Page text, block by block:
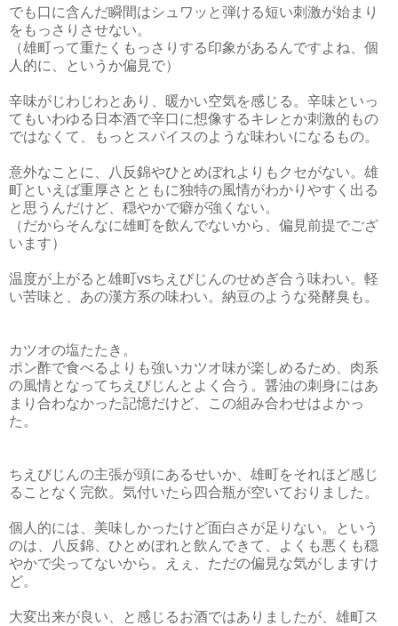
でも口に含んだ瞬間はシュワッと弾ける短い刺激が始まり
をもっさりさせない。
（雄町って重たくもっさりする印象があるんですよね、個
人的に、というか偏見で）
辛味がじわじわとあり、暖かい空気を感じる。辛味といっ
てもいわゆる日本酒で辛口に想像するキレとか刺激的もの
ではなくて、もっとスパイスのような味わいになるもの。
意外なことに、八反錦やひとめぼれよりもクセがない。雄
町といえば重厚さとともに独特の風情がわかりやすく出る
と思うんだけど、穏やかで癖が強くない。
（だからそんなに雄町を飲んでないから、偏見前提でござ
います）
温度が上がると雄町vsちえびじんのせめぎ合う味わい。軽
い苦味と、あの漢方系の味わい。納豆のような発酵臭も。
カツオの塩たたき。
ポン酢で食べるよりも強いカツオ味が楽しめるため、肉系
の風情となってちえびじんとよく合う。醤油の刺身にはあ
まり合わなかった記憶だけど、この組み合わせはよかっ
た。
ちえびじんの主張が頭にあるせいか、雄町をそれほど感じ
ることなく完飲。気付いたら四合瓶が空いておりました。
個人的には、美味しかったけど面白さが足りない。という
のは、八反錦、ひとめぼれと飲んできて、よくも悪くも穏
やかで尖ってないから。えぇ、ただの偏見な気がしますけ
ど。
大変出来が良い、と感じるお酒ではありましたが、雄町ス